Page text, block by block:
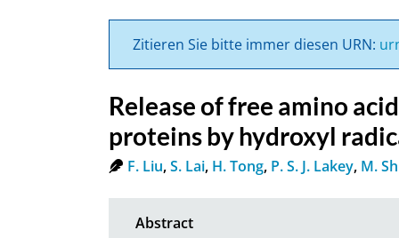
Zitieren Sie bitte immer diesen URN:
Release of free amino
proteins by hydroxyl
F. Liu,S. Lai, H. Tong, P. S. J. Lakey, M.